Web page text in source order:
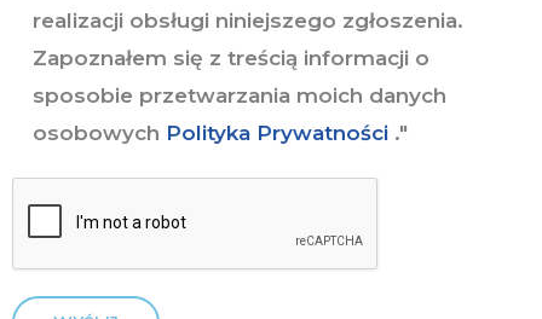
realizacji obsługi niniejszego zgłoszenia.
Zapoznałem się z treścią informacji o
sposobie przetwarzania moich danych
osobowych Polityka Prywatności ."